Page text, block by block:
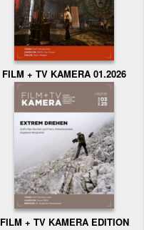
FILM + TV KAMERA 01.2026
FILM + TV KAMERA EDITION